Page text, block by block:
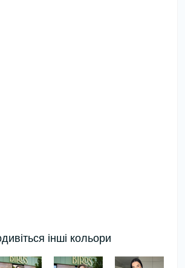
інші кольори